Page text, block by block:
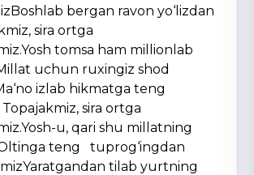
bergan ravon yo‘lizdan
sira ortga
tomsa ham millionlab
uchun ruxingiz shod
izlab hikmatga teng
Topajakmiz, sira ortga
u, qari shu millatning
teng tuprog‘ingdan
tilab yurtning